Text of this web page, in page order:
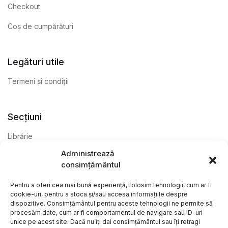
Administrează
consimțământul
Pentru a oferi cea mai bună experiență, folosim tehnologii, cum ar fi
cookie-uri, pentru a stoca și/sau accesa informațiile despre
dispozitive. Consimțământul pentru aceste tehnologii ne permite să
procesăm date, cum ar fi comportamentul de navigare sau ID-uri
unice pe acest site. Dacă nu îți dai consimțământul sau îți retragi
Checkout
Coș de cumpărături
Legături utile
Termeni și condiții
Secțiuni
Librărie